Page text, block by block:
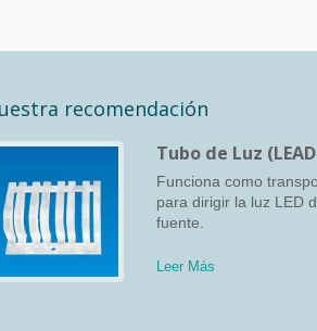
recomendación
Tubo de Luz
Funciona como
para dirigir la luz LED
fuente.
Leer Más